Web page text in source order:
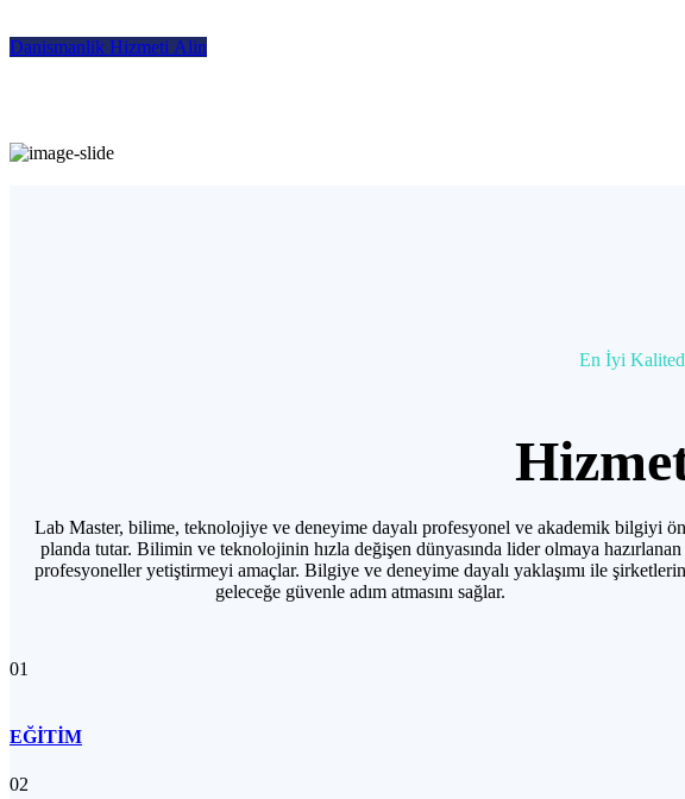
Danismanlik Hizmeti Alin
En İyi
Lab Master, bilime, teknolojiye ve deneyime dayalı profesyonel ve akademik bilgiyi ön
planda tutar. Bilimin ve teknolojinin hızla değişen dünyasında lider olmaya hazırlanan
profesyoneller yetiştirmeyi amaçlar. Bilgiye ve deneyime dayalı yaklaşımı ile şirketlerin
geleceğe güvenle adım atmasını sağlar.
01
EĞİTİM
02